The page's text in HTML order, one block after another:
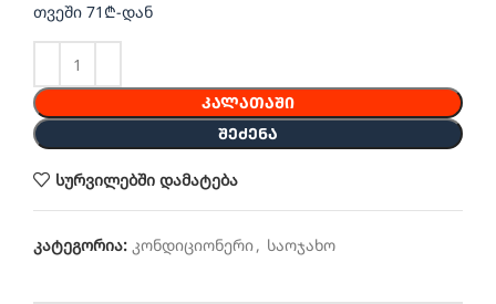
თვეში 71₾-დან
ᲙᲐᲚᲐᲗᲐᲨᲘ
ᲨᲔᲫᲔᲜᲐ
სურვილებში დამატება
კატეგორია: კონდიციონერი, საოჯახო